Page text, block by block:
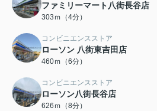
ファミリーマート八街長谷店
303ｍ（4分）
コンビニエンスストア
ローソン 八街東吉田店
460ｍ（6分）
コンビニエンスストア
ローソン八街長谷店
626ｍ（8分）